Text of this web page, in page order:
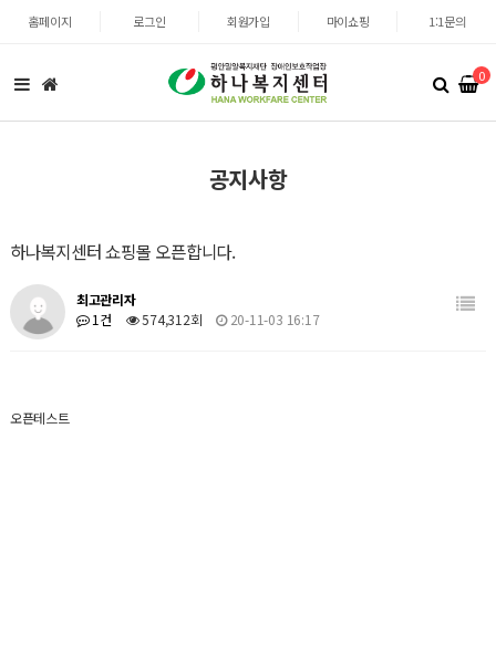
홈페이지 로그인 회원가입 마이쇼핑 1:1문의
0
공지사항
하나복지센터 쇼핑몰 오픈합니다.
최고관리자
1건
574,312회 20-11-03 16:17
오픈테스트